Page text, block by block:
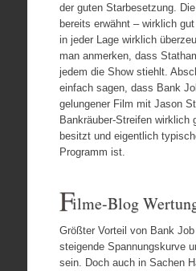
der guten Starbesetzung.
bereits erwähnt – wirklich
in jeder Lage wirklich
man anmerken, dass
jedem die Show stiehlt.
einfach sagen, dass Bank
gelungener Film mit Jason
Bankräuber-Streifen wirklich
besitzt und eigentlich
Programm ist.
Filme-Blog
Größter Vorteil von Bank
steigende Spannungskurve
sein. Doch auch in Sachen